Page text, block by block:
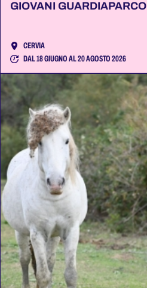
GIOVANI GUARDIAPARCO
CERVIA
DAL 18 GIUGNO AL 20 AGOSTO 2026